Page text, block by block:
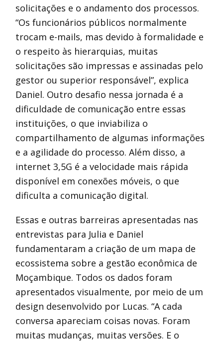
solicitações e o andamento dos processos.
“Os funcionários públicos normalmente
trocam e-mails, mas devido à formalidade e
o respeito às hierarquias, muitas
solicitações são impressas e assinadas pelo
gestor ou superior responsável”, explica
Daniel. Outro desafio nessa jornada é a
dificuldade de comunicação entre essas
instituições, o que inviabiliza o
compartilhamento de algumas informações
e a agilidade do processo. Além disso, a
internet 3,5G é a velocidade mais rápida
disponível em conexões móveis, o que
dificulta a comunicação digital.
Essas e outras barreiras apresentadas nas
entrevistas para Julia e Daniel
fundamentaram a criação de um mapa de
ecossistema sobre a gestão econômica de
Moçambique. Todos os dados foram
apresentados visualmente, por meio de um
design desenvolvido por Lucas. “A cada
conversa apareciam coisas novas. Foram
muitas mudanças, muitas versões. E o